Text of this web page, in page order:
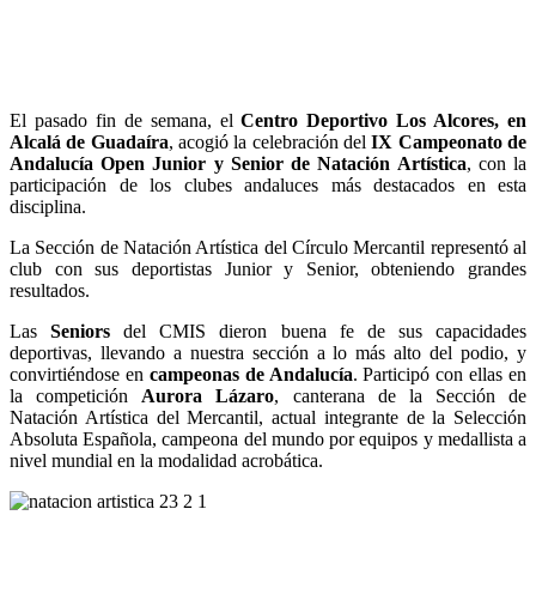
El pasado fin de semana, elCentro Deportivo Los Alcores, en
Alcalá de Guadaíra, acogió la celebración delIX Campeonato de
Andalucía Open Junior y Senior de Natación Artística, con la
participación de los clubes andaluces más destacados en esta
disciplina.
La Sección de Natación Artística del Círculo Mercantil representó al
club con sus deportistas Junior y Senior, obteniendo grandes
resultados.
LasSeniors del CMIS dieron buena fe de sus capacidades
deportivas, llevando a nuestra sección a lo más alto del podio, y
convirtiéndose en campeonas de Andalucía. Participó con ellas en
la competición Aurora Lázaro, canterana de la Sección de
Natación Artística del Mercantil, actual integrante de la Selección
Absoluta Española, campeona del mundo por equipos y medallista a
nivel mundial en la modalidad acrobática.